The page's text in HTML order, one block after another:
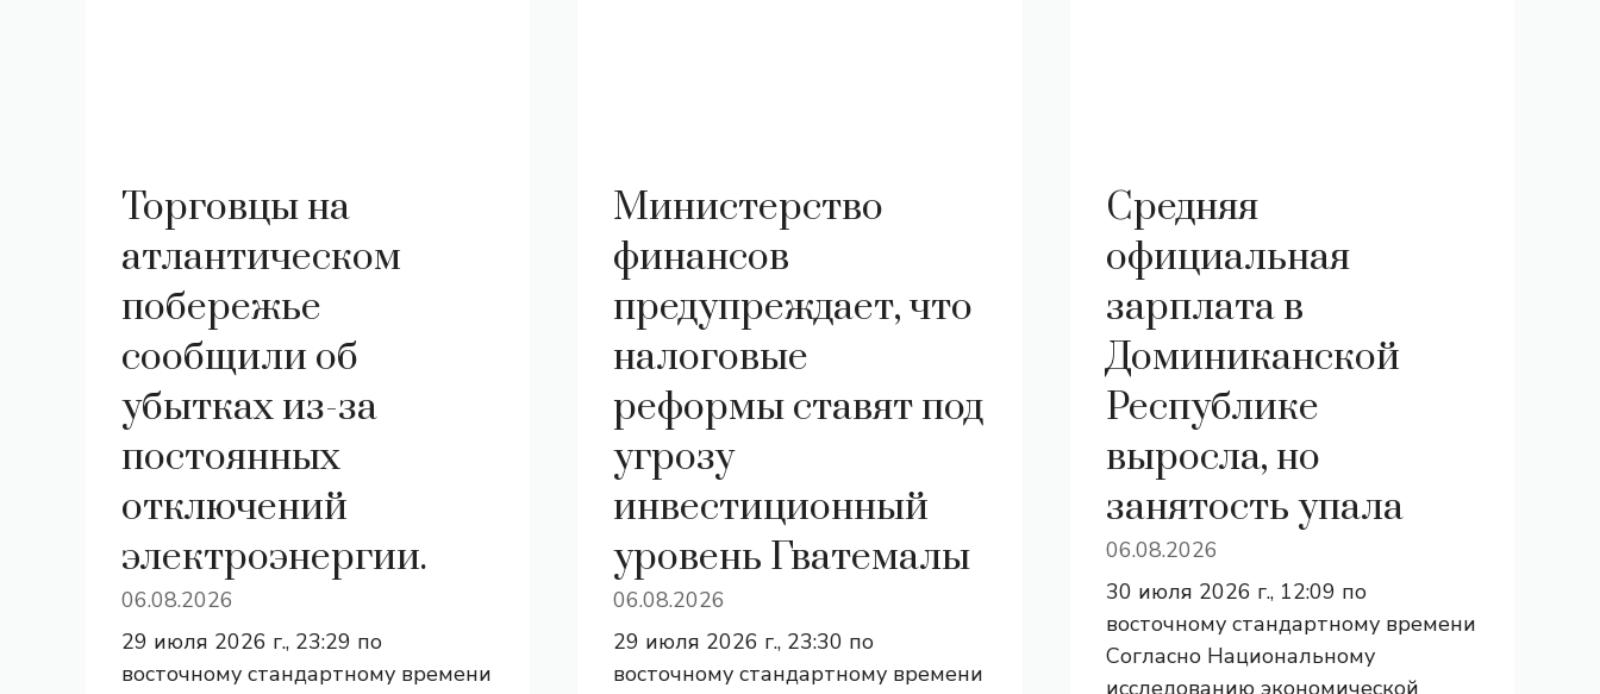
Торговцы на
атлантическом
побережье
сообщили об
убытках из-за
постоянных
отключений
электроэнергии.
06.08.2026
29 июля 2026 г., 23:29 по
восточному стандартному времени
Министерство
финансов
предупреждает, что
налоговые
реформы ставят под
угрозу
инвестиционный
уровень Гватемалы
06.08.2026
29 июля 2026 г., 23:30 по
восточному стандартному времени
Средняя
официальная
зарплата в
Доминиканской
Республике
выросла, но
занятость упала
06.08.2026
30 июля 2026 г., 12:09 по
восточному стандартному времени
Согласно Национальному
исследованию экономической